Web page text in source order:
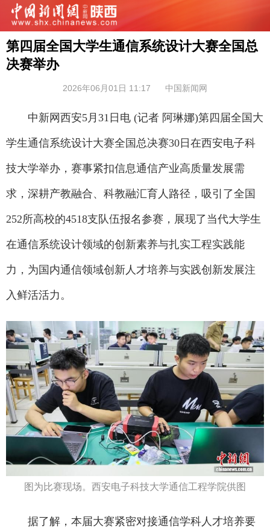
第四届全国大学生通信系统设计大赛全国总
决赛举办
2026年06月01日 11:17 中国新闻网
中新网西安5月31日电 (记者 阿琳娜)第四届全国大
学生通信系统设计大赛全国总决赛30日在西安电子科
技大学举办，赛事紧扣信息通信产业高质量发展需
求，深耕产教融合、科教融汇育人路径，吸引了全国
252所高校的4518支队伍报名参赛，展现了当代大学生
在通信系统设计领域的创新素养与扎实工程实践能
力，为国内通信领域创新人才培养与实践创新发展注
入鲜活活力。
图为比赛现场。西安电子科技大学通信工程学院供图
据了解，本届大赛紧密对接通信学科人才培养要